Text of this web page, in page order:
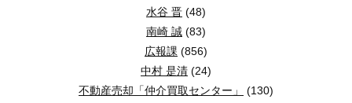
水谷 晋 (48)
南崎 誠 (83)
広報課 (856)
中村 是清 (24)
不動産売却「仲介買取センター」
(130)